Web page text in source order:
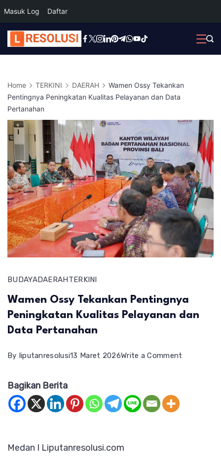
Masuk Log Daftar
Skip
to
Home TERKINI DAERAH
Wamen Ossy Tekankan
Pentingnya Peningkatan Kualitas Pelayanan dan Data
Pertanahan
BUDAYADAERAHTERKINI
Wamen Ossy Tekankan Pentingnya
Peningkatan Kualitas Pelayanan dan
Data Pertanahan
By liputanresolusi13 Maret 2026Write a Comment
Bagikan Berita
​Medan I Liputanresolusi.com